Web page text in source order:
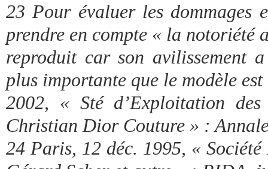
23 Pour évaluer les
prendre en compte « la notoriété
reproduit car son avilissement
plus importante que le modèle
2002, « Sté d’Exploitation
Christian Dior Couture » :
24 Paris, 12 déc. 1995, «